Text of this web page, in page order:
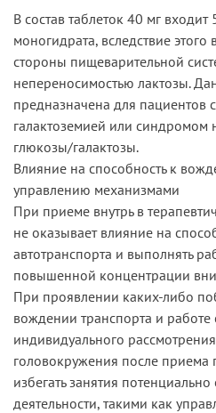
В состав таблеток 40 мг входит
моногидрата, вследствие
стороны пищеварительной
непереносимостью лактозы.
предназначена для пациентов
галактоземией или
глюкозы/галактозы.
Влияние на способность к
управлению механизмами
При приеме внутрь в
не оказывает влияние на
автотранспорта и выполнять
повышенной концентрации
При проявлении каких-либо
вождении транспорта и работе
индивидуального
головокружения после приема
избегать занятия
деятельности, такими как